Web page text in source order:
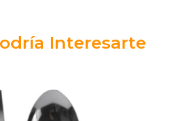
Interesarte